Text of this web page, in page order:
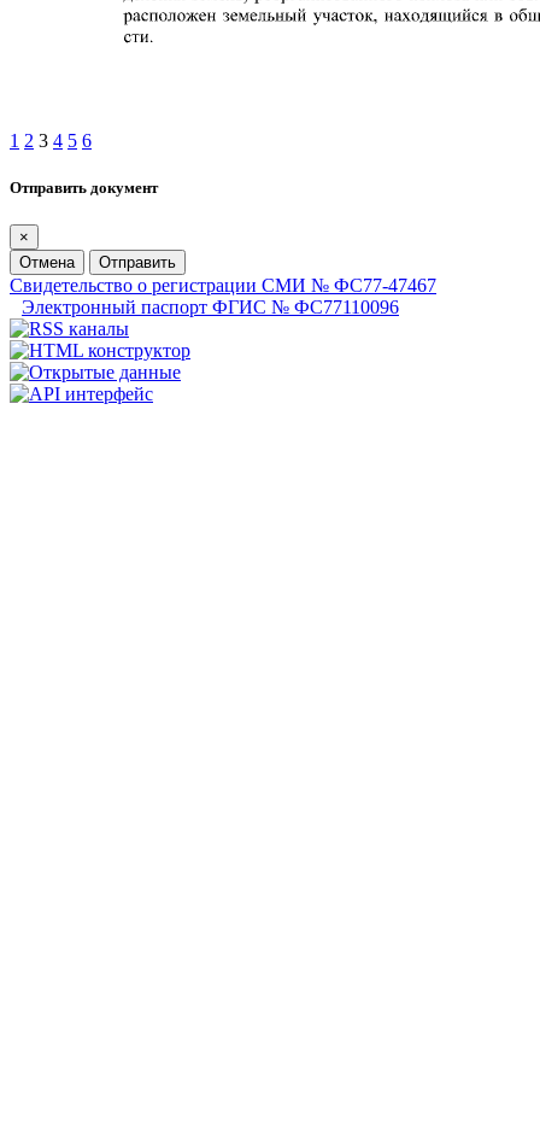
1 2 3 4 5 6
Отправить документ
×
Отмена
Отправить
Свидетельство о регистрации СМИ № ФС77-47467
Электронный паспорт ФГИС № ФС77110096